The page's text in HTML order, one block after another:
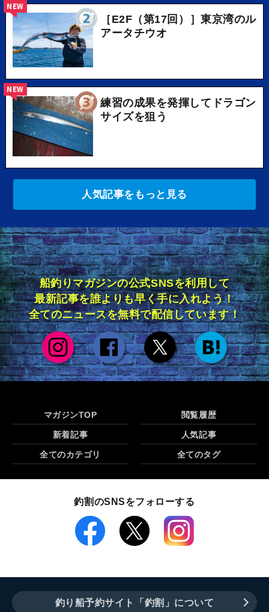
［E2F（第17回）］東京湾のル
アータチウオ
NEW
練習の成果を発揮してドラゴン
サイズを狙う
NEW
人気記事をもっと見る
船釣りマガジンの公式SNSを利用して
最新記事を誰よりも早く手に入れよう！
全てのニュースを無料で配信しています！
マガジンTOP 閲覧履歴
新着記事 人気記事
全てのカテゴリ 全てのタグ
釣割のSNSをフォローする
釣り船予約サイト「釣割」について